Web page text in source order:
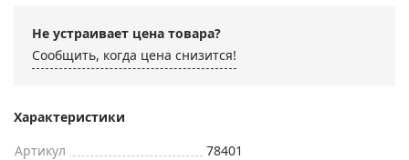
Не устраивает цена товара?
Сообщить, когда цена снизится!
Характеристики
Артикул
78401